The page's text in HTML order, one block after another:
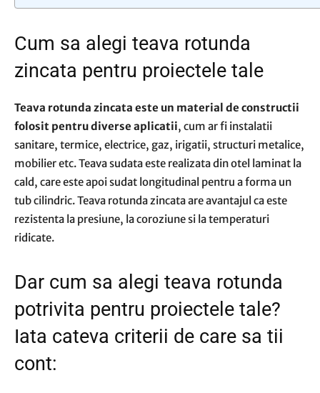
Cum sa alegi teava rotunda
zincata pentru proiectele tale
Teava rotunda zincata este un material de constructii
folosit pentru diverse aplicatii, cum ar fi instalatii
sanitare, termice, electrice, gaz, irigatii, structuri metalice,
mobilier etc. Teava sudata este realizata din otel laminat la
cald, care este apoi sudat longitudinal pentru a forma un
tub cilindric. Teava rotunda zincata are avantajul ca este
rezistenta la presiune, la coroziune si la temperaturi
ridicate.
Dar cum sa alegi teava rotunda
potrivita pentru proiectele tale?
Iata cateva criterii de care sa tii
cont: